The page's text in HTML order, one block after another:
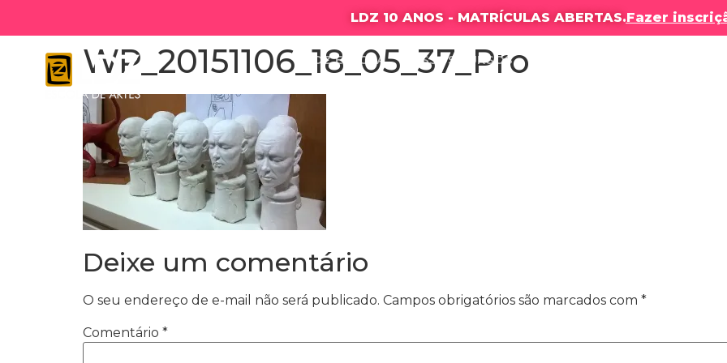
LDZ 10 ANOS - MATRÍCULAS ABERTAS.Fazer
LDZ ESCOLA NOSSOS CURSOS
WP_20151106_18_05_37_Pro
Deixe um comentário
O seu endereço de e-mail não será publicado. Campos obrigatórios são marcados com *
Comentário *